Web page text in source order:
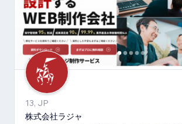
13, JP
株式会社ラジャ